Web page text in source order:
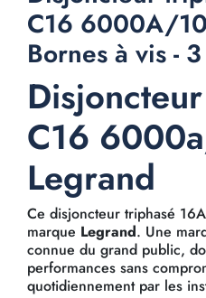
C16 6000A/
Bornes à vis -
C16
Legrand
Ce disjoncteur triphasé
marque Legrand. Une
connue du grand public,
performances sans
quotidiennement par les